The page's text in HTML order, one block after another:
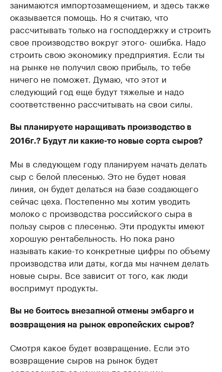
занимаются импортозамещением, и здесь также
оказывается помощь. Но я считаю, что
рассчитывать только на господдержку и строить
свое производство вокруг этого- ошибка. Надо
строить свою экономику предприятия. Если ты
на рынке не получил свою прибыль, то тебе
ничего не поможет. Думаю, что этот и
следующий год еще будут тяжелые и надо
соответственно рассчитывать на свои силы.
Вы планируете наращивать производство в
2016г.? Будут ли какие-то новые сорта сыров?
Мы в следующем году планируем начать делать
сыр с белой плесенью. Это не будет новая
линия, он будет делаться на базе создающего
сейчас цеха. Постепенно мы хотим уводить
молоко с производства российского сыра в
пользу сыров с плесенью. Эти продукты имеют
хорошую рентабельность. Но пока рано
называть какие-то конкретные цифры по объему
производства или даты, когда мы начнем делать
новые сыры. Все зависит от того, как люди
воспримут продукты.
Вы не боитесь внезапной отмены эмбарго и
возвращения на рынок европейских сыров?
Смотря какое будет возвращение. Если это
возвращение сыров на рынок будет